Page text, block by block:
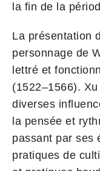
la fin de la
La présentation
personnage de
lettré et
(1522–1566).
diverses
la pensée et
passant par ses
pratiques de